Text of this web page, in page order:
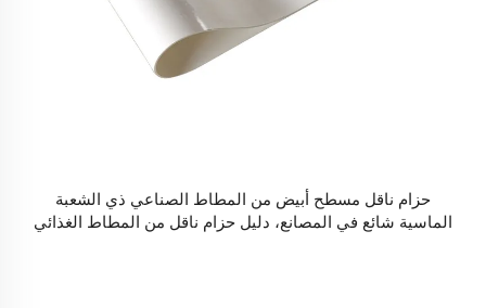
حزام ناقل مسطح أبيض من المطاط الصناعي ذي الشعبة
الماسية شائع في المصانع، دليل حزام ناقل من المطاط الغذائي